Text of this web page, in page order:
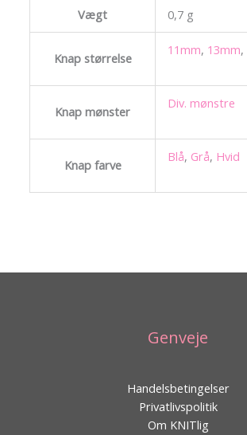
Vægt 0,7 g
Knap størrelse
11mm, 13mm,
Knap mønster
Div. mønstre
Knap farve
Blå, Grå, Hvid
Genveje
Handelsbetingelser
Privatlivspolitik
Om KNITlig